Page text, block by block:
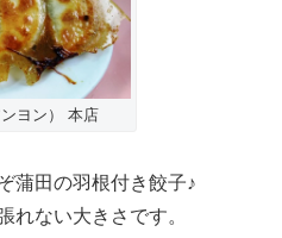
ヨン） 本店
蒲田の羽根付き餃子♪
れない大きさです。